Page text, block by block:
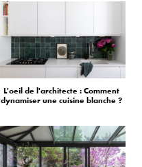
L'oeil de l'architecte : Comment
dynamiser une cuisine blanche ?